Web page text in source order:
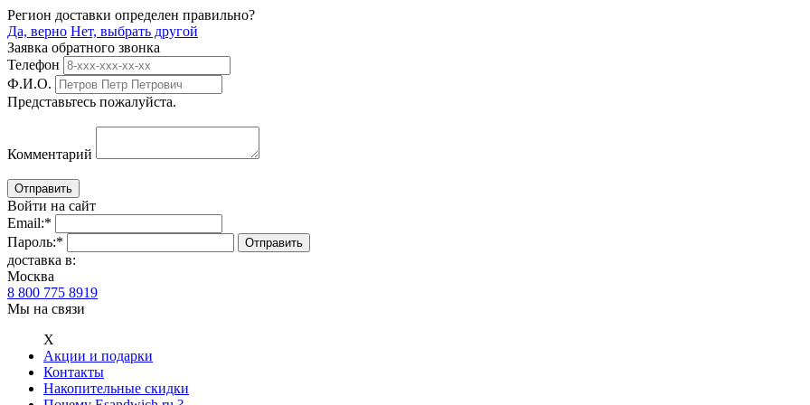
Регион доставки определен правильно?
Да, верно Нет, выбрать другой
Заявка обратного звонка
Телефон
Ф.И.О.
Представьтесь пожалуйста.
Комментарий
Войти на сайт
Email:*
Пароль:*
доставка в:
Москва
8 800 775 8919
Мы на связи
Х
Акции и подарки
Контакты
Накопительные скидки